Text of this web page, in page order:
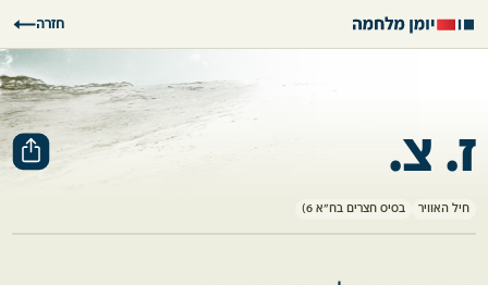
חזרה
ז. צ.
חיל האוויר בסיס חצרים בח"א 6)